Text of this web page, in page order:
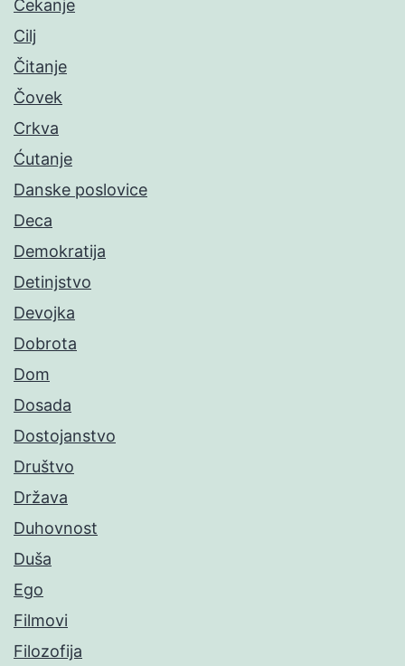
Čekanje
Cilj
Čitanje
Čovek
Crkva
Ćutanje
Danske poslovice
Deca
Demokratija
Detinjstvo
Devojka
Dobrota
Dom
Dosada
Dostojanstvo
Društvo
Država
Duhovnost
Duša
Ego
Filmovi
Filozofija